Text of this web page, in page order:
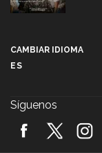
2026!
CAMBIAR IDIOMA
ES
Síguenos